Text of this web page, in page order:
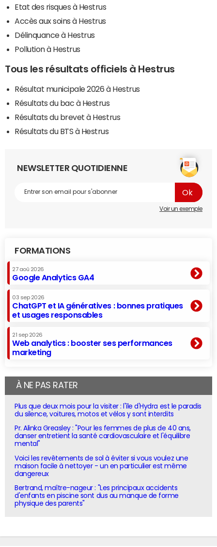
Etat des risques à Hestrus
Accès aux soins à Hestrus
Délinquance à Hestrus
Pollution à Hestrus
Tous les résultats officiels à Hestrus
Résultat municipale 2026 à Hestrus
Résultats du bac à Hestrus
Résultats du brevet à Hestrus
Résultats du BTS à Hestrus
NEWSLETTER QUOTIDIENNE
Voir un exemple
FORMATIONS
27 aoû 2026
Google Analytics GA4
03 sep 2026
ChatGPT et IA génératives : bonnes pratiques
et usages responsables
21 sep 2026
Web analytics : booster ses performances
marketing
À NE PAS RATER
Plus que deux mois pour la visiter : l'île d'Hydra est le paradis
du silence, voitures, motos et vélos y sont interdits
Pr. Alinka Greasley : "Pour les femmes de plus de 40 ans,
danser entretient la santé cardiovasculaire et l'équilibre
mental"
Voici les revêtements de sol à éviter si vous voulez une
maison facile à nettoyer - un en particulier est même
dangereux
Bertrand, maître-nageur : "Les principaux accidents
d'enfants en piscine sont dus au manque de forme
physique des parents"